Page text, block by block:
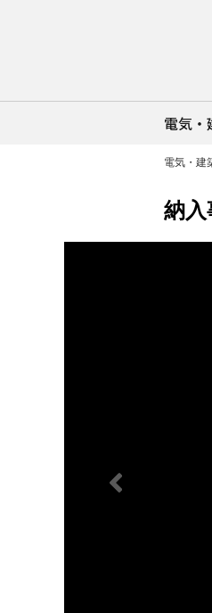
電気・
電気・建
納入